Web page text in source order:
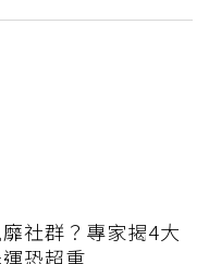
社群？專家揭4大
恐超重